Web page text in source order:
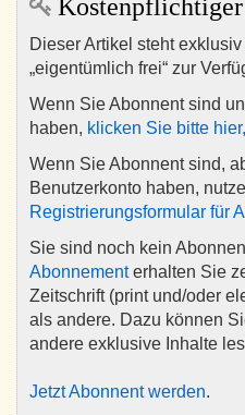
Dieser Artikel steht
„eigentümlich frei“ zur
Wenn Sie Abonnent sind
haben, klicken Sie bitte
Wenn Sie Abonnent sind,
Benutzerkonto haben,
Registrierungsformular für
Sie sind noch kein
Abonnementerhalten Sie
Zeitschrift (print und/oder
als andere. Dazu können
andere exklusive Inhalte
Jetzt Abonnent werden.